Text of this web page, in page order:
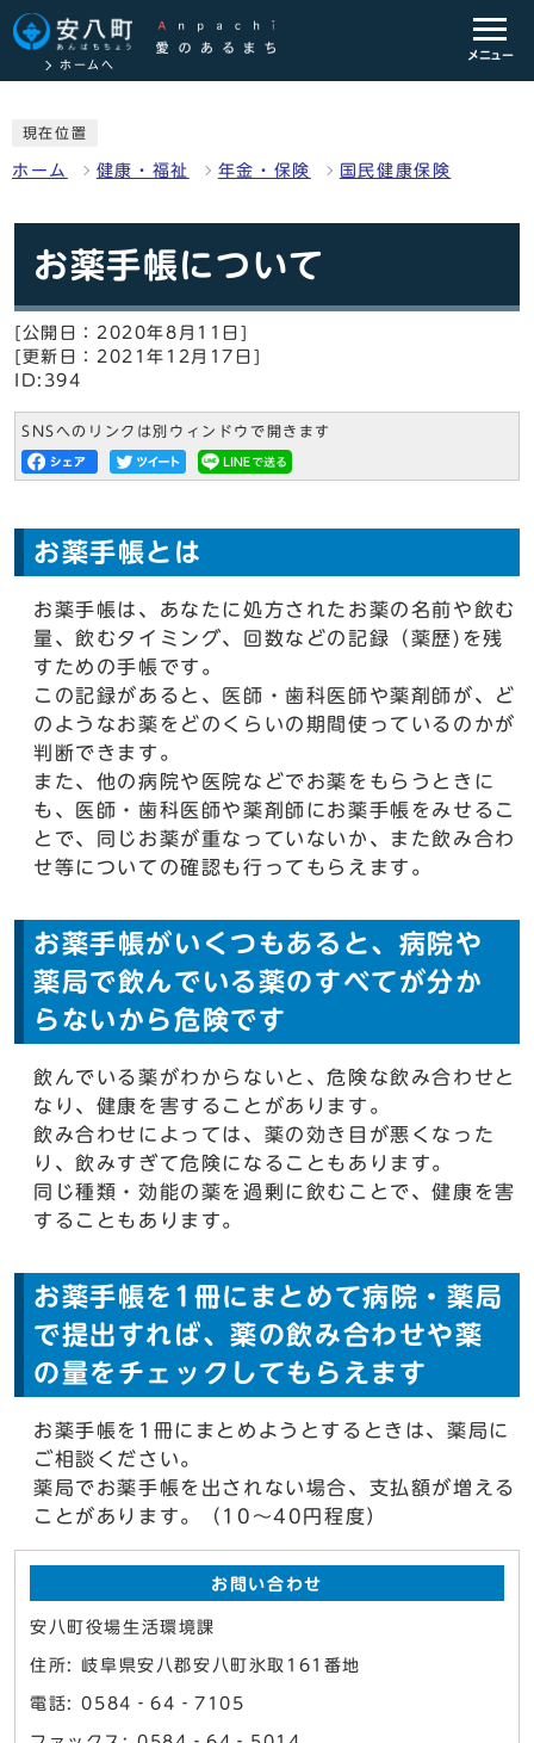
ホームへ
メニュー
現在位置
ホーム 健康・福祉 年金・保険 国民健康保険
お薬手帳について
[公開日：2020年8月11日]
[更新日：2021年12月17日]
ID:394
SNSへのリンクは別ウィンドウで開きます
お薬手帳とは
お薬手帳は、あなたに処方されたお薬の名前や飲む
量、飲むタイミング、回数などの記録（薬歴)を残
すための手帳です。
この記録があると、医師・歯科医師や薬剤師が、ど
のようなお薬をどのくらいの期間使っているのかが
判断できます。
また、他の病院や医院などでお薬をもらうときに
も、医師・歯科医師や薬剤師にお薬手帳をみせるこ
とで、同じお薬が重なっていないか、また飲み合わ
せ等についての確認も行ってもらえます。
お薬手帳がいくつもあると、病院や
薬局で飲んでいる薬のすべてが分か
らないから危険です
飲んでいる薬がわからないと、危険な飲み合わせと
なり、健康を害することがあります。
飲み合わせによっては、薬の効き目が悪くなった
り、飲みすぎて危険になることもあります。
同じ種類・効能の薬を過剰に飲むことで、健康を害
することもあります。
お薬手帳を1冊にまとめて病院・薬局
で提出すれば、薬の飲み合わせや薬
の量をチェックしてもらえます
お薬手帳を1冊にまとめようとするときは、薬局に
ご相談ください。
薬局でお薬手帳を出されない場合、支払額が増える
ことがあります。（10～40円程度）
お問い合わせ
安八町役場生活環境課
住所: 岐阜県安八郡安八町氷取161番地
電話: 0584‐64‐7105